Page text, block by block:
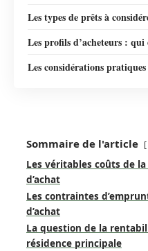
Les types de prêts à
Les profils d’acheteurs :
Les considérations
Sommaire de l'article
Les véritables coûts de
d’achat
Les contraintes
d’achat
La question de la
résidence principale